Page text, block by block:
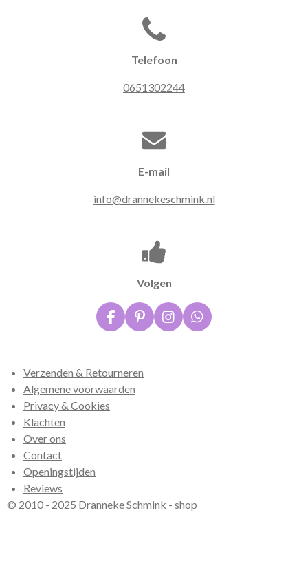
Telefoon
0651302244
E-mail
info@drannekeschmink.nl
Volgen
F
a
b
o
k
P
i
e
I
n
W
h
Verzenden & Retourneren
Algemene voorwaarden
Privacy & Cookies
Klachten
Over ons
Contact
Openingstijden
Reviews
© 2010 - 2025 Dranneke Schmink - shop